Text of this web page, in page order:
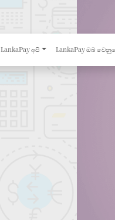
LankaPay අපි LankaPay ඔබ